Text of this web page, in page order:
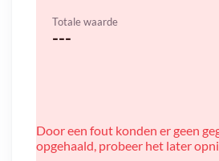
Totale waarde
---
Door een fout konden er geen
opgehaald, probeer het later